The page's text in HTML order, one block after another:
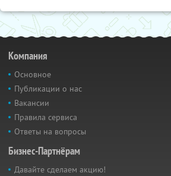
Компания
Основное
Публикации о нас
Вакансии
Правила сервиса
Ответы на вопросы
Бизнес-Партнёрам
Давайте сделаем акцию!